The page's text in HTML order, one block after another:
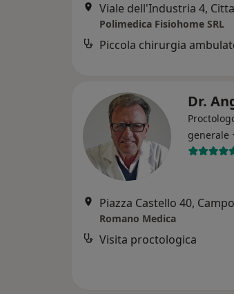
Viale dell'Industria 4,
Polimedica Fisiohome SRL
Piccola chirurgia
Dr.
generale ·
Piazza Castello 40,
Romano Medica
Visita proctologica